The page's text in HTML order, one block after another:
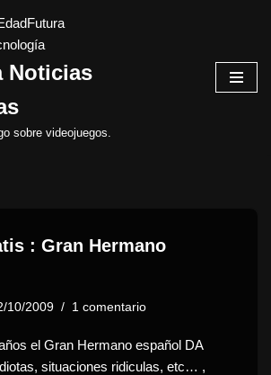
Noticias
sobre videojuegos.
: Gran Hermano
10/2009 1 comentario
el Gran Hermano español DA
situaciones ridiculas, etc… ,